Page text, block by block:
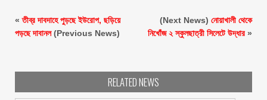
«তীব্র দাবদাহে পুড়ছে ইউরোপ, ছড়িয়ে
পড়ছে দাবানল(Previous News)
(Next News) নোয়াখালী থেকে
নিখোঁজ ২ স্কুলছাত্রী সিলেটে উদ্ধার»
RELATED NEWS